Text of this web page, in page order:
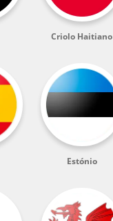
Criolo Haitiano
Estónio